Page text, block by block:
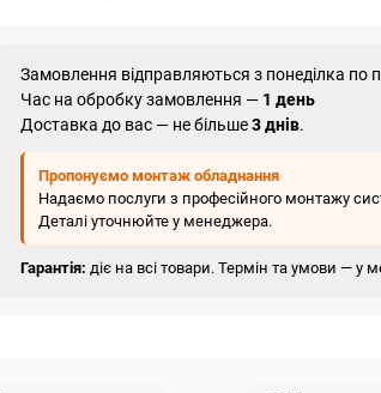
Замовлення відправляються з понеділка по
Час на обробку замовлення — 1 день
Доставка до вас — не більше3 днів.
Пропонуємо монтаж обладнання
Надаємо послуги з професійного монтажу
Деталі уточнюйте у менеджера.
Гарантія: діє на всі товари. Термін та умови — у